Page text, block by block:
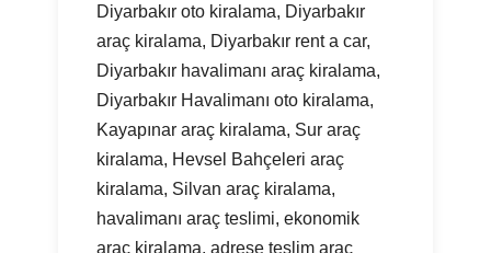
Diyarbakır oto kiralama, Diyarbakır
araç kiralama, Diyarbakır rent a car,
Diyarbakır havalimanı araç kiralama,
Diyarbakır Havalimanı oto kiralama,
Kayapınar araç kiralama, Sur araç
kiralama, Hevsel Bahçeleri araç
kiralama, Silvan araç kiralama,
havalimanı araç teslimi, ekonomik
araç kiralama, adrese teslim araç